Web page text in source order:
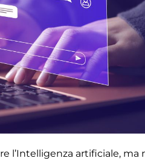
l’Intelligenza artificiale,